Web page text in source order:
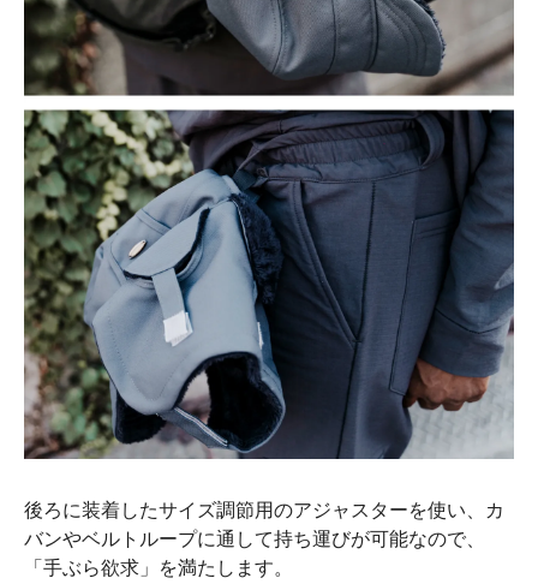
後ろに装着したサイズ調節用のアジャスターを使い、カ
バンやベルトループに通して持ち運びが可能なので、
「手ぶら欲求」を満たします。